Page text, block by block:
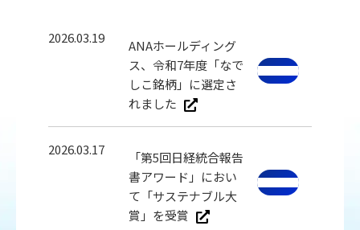
2026.03.19
ANAホールディング
ス、令和7年度「なで
しこ銘柄」に選定さ
れました
2026.03.17
「第5回日経統合報告
書アワード」におい
て「サステナブル大
賞」を受賞